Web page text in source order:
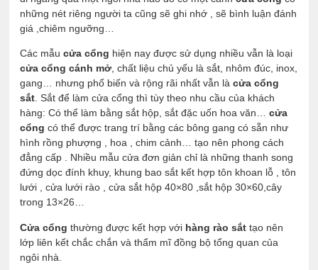
những nét riêng người ta cũng sẽ ghi nhớ , sẽ bình luận đánh
giá ,chiêm ngưỡng…
Các mẫucửa cổng hiện nay được sử dụng nhiều vẫn là loại
cửa cổng cánh mở, chất liệu chủ yếu là sắt, nhôm đúc, inox,
gang… nhưng phổ biến và rộng rãi nhất vẫn làcửa cổng
sắt. Sắt để làm cửa cổng thì tùy theo nhu cầu của khách
hàng: Có thể làm bằng sắt hộp, sắt đặc uốn hoa văn…cửa
cổng có thể được trang trí bằng các bông gang có sẵn như
hình rồng phượng , hoa , chim cảnh… tạo nên phong cách
đẳng cấp . Nhiều mẫu cửa đơn giản chỉ là những thanh song
đứng dọc đính khuy, khung bao sắt kết hợp tôn khoan lỗ , tôn
lưới , cửa lưới rào , cửa sắt hộp 40×80 ,sắt hộp 30×60,cây
trong 13×26…
Cửa cổng thường được kết hợp với hàng rào sắt tạo nên
lớp liên kết chắc chắn và thẩm mĩ đồng bộ tổng quan của
ngôi nhà.